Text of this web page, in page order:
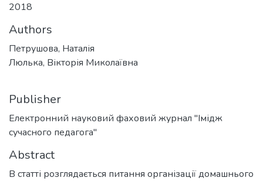
2018
Authors
Петрушова, Наталія
Люлька, Вікторія Миколаївна
Publisher
Електронний науковий фаховий журнал "Імідж
сучасного педагога"
Abstract
В статті розглядається питання організації домашнього